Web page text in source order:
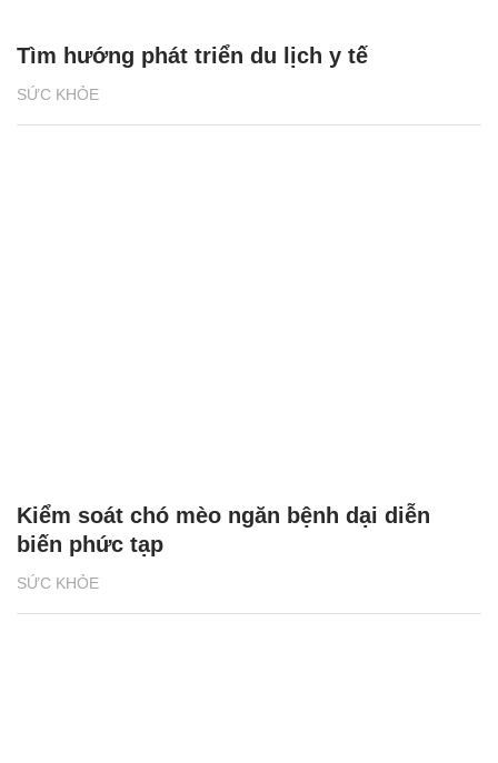
SỨC KHỎE
Tìm hướng phát triển du lịch y tế
SỨC KHỎE
Kiểm soát chó mèo ngăn bệnh dại diễn
biến phức tạp